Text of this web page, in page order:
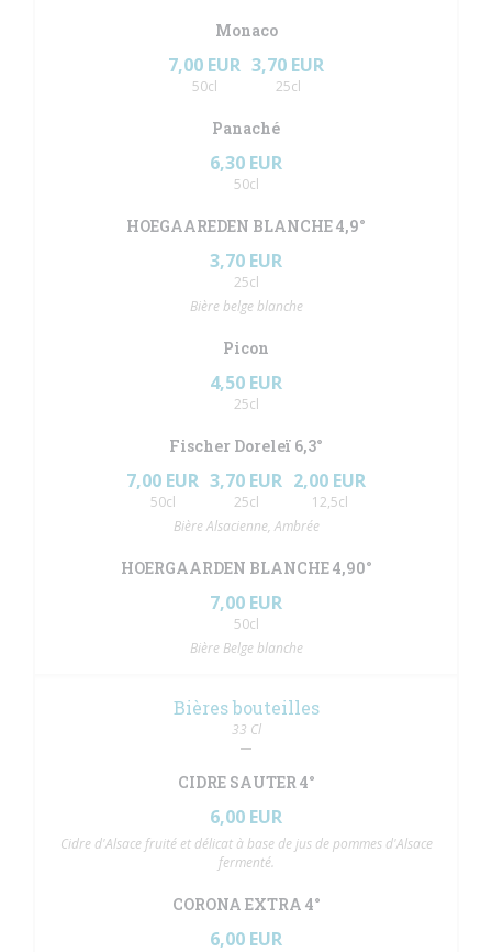
Monaco
7,00 EUR
50cl
3,70 EUR
25cl
Panaché
6,30 EUR
50cl
HOEGAAREDEN BLANCHE 4,9°
3,70 EUR
25cl
Bière belge blanche
Picon
4,50 EUR
25cl
Fischer Doreleï 6,3°
7,00 EUR
50cl
3,70 EUR
25cl
2,00 EUR
12,5cl
Bière Alsacienne, Ambrée
HOERGAARDEN BLANCHE 4,90°
7,00 EUR
50cl
Bière Belge blanche
Bières bouteilles
33 Cl
CIDRE SAUTER 4°
6,00 EUR
Cidre d'Alsace fruité et délicat à base de jus de pommes d'Alsace
fermenté.
CORONA EXTRA 4°
6,00 EUR